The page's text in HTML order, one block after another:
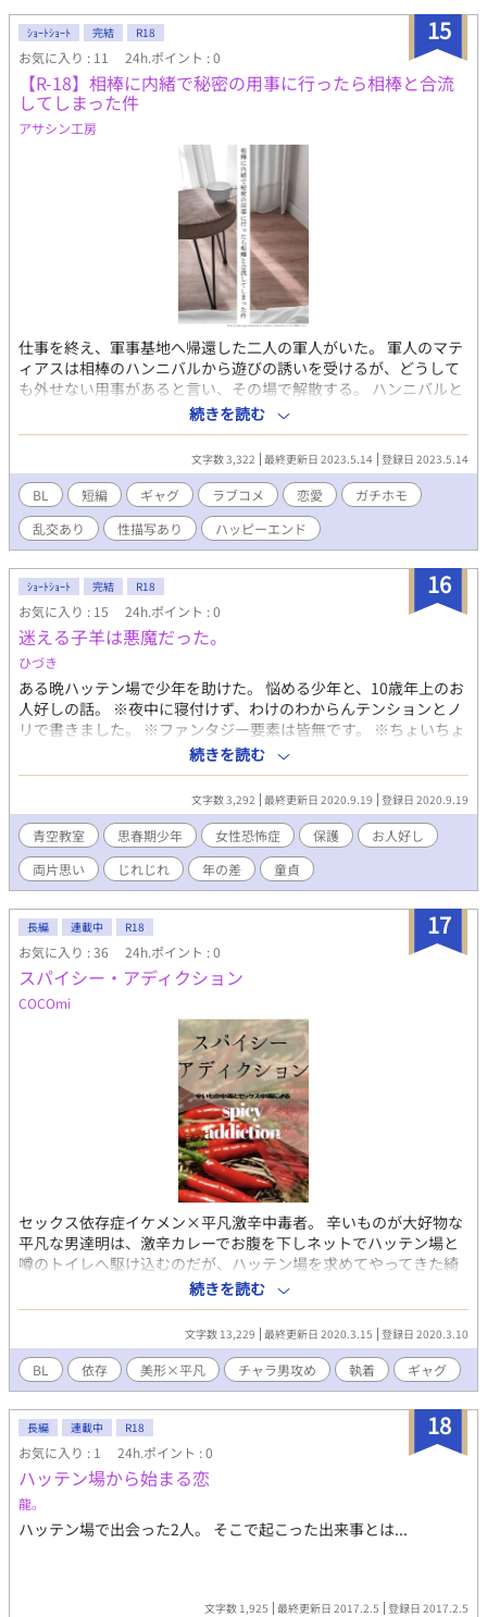
団体・事件などとは一切関係ありません。 性描写：※ こちらの作
品はNolaノベルより転載しています。
15
ｼｮｰﾄｼｮｰﾄ 完結 R18
お気に入り : 11 24h.ポイント : 0
【R-18】相棒に内緒で秘密の用事に行ったら相棒と合流
してしまった件
アサシン工房
仕事を終え、軍事基地へ帰還した二人の軍人がいた。 軍人のマテ
ィアスは相棒のハンニバルから遊びの誘いを受けるが、どうして
も外せない用事があると言い、その場で解散する。 ハンニバルと
別れたマティアスが向かった先は、ハッテン場として有名なホテ
ルだった。 このホテルの個室は出入り自由で、気に入った相手と
好きなだけ楽しむことが出来る仕組みだ。 ホテルに入ったマティ
アスは個室で相手を待つが、入ってきた相手は意外にも……？ こ
の作品は同作者の作品「ワイルド・ソルジャー」のスピンオフ作
品です。
続きを読む
文字数 3,322 最終更新日 2023.5.14 登録日 2023.5.14
BL 短編 ギャグ ラブコメ 恋愛
ガチホモ
乱交あり
性描写あり ハッピーエンド
16
ｼｮｰﾄｼｮｰﾄ 完結 R18
お気に入り : 15 24h.ポイント : 0
迷える子羊は悪魔だった。
ひづき
ある晩ハッテン場で少年を助けた。 悩める少年と、10歳年上のお
人好しの話。 ※夜中に寝付けず、わけのわからんテンションとノ
リで書きました。 ※ファンタジー要素は皆無です。 ※ちょいちょ
い下品だったり際どかったり？するのでR18にしておきますが、
本番はありません。
続きを読む
文字数 3,292 最終更新日 2020.9.19 登録日 2020.9.19
青空教室 思春期少年 女性恐怖症 保護
お人好し
両片思い
じれじれ 年の差 童貞
17
長編 連載中 R18
お気に入り : 36 24h.ポイント : 0
スパイシー・アディクション
COCOmi
セックス依存症イケメン×平凡激辛中毒者。 辛いものが大好物な
平凡な男達明は、激辛カレーでお腹を下しネットでハッテン場と
噂のトイレへ駆け込むのだが、ハッテン場を求めてやってきた綺
麗な男と出会い、身体の関係を求められてしまう…。 短編オチな
しです。続きが更新されるかもしれないです。 小説ページの下部
に拍手設置しました！匿名コメントも送れますので感想など良か
ったらよろしくお願いします！
続きを読む
文字数 13,229 最終更新日 2020.3.15 登録日 2020.3.10
BL 依存 美形×平凡 チャラ男攻め 執着 ギャグ
18
長編 連載中 R18
お気に入り : 1 24h.ポイント : 0
ハッテン場から始まる恋
龍。
ハッテン場で出会った2人。 そこで起こった出来事とは...
文字数 1,925 最終更新日 2017.2.5 登録日 2017.2.5